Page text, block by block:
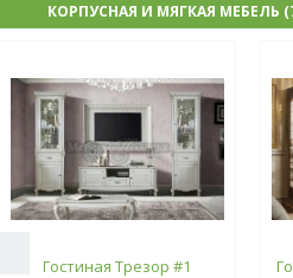
КОРПУСНАЯ И МЯГКАЯ МЕБЕЛЬ
Гостиная Трезор #1